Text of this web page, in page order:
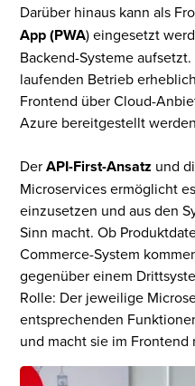
Darüber hinaus kann als
App (PWA) eingesetzt
Backend-Systeme
laufenden Betrieb
Frontend über Cloud-
Azure bereitgestellt
DerAPI-First-Ansatz und
Microservices ermöglicht
einzusetzen und aus den
Sinn macht. Ob
Commerce-System
gegenüber einem
Rolle: Der jeweilige
entsprechenden
und macht sie im Frontend